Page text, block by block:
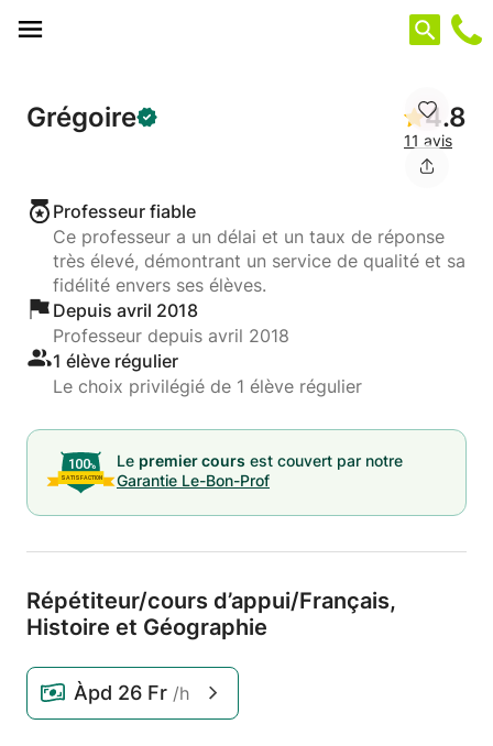
Grégoire 4.8
11 avis
Professeur fiable
Ce professeur a un délai et un taux de réponse
très élevé, démontrant un service de qualité et sa
fidélité envers ses élèves.
Depuis avril 2018
Professeur depuis avril 2018
1 élève régulier
Le choix privilégié de 1 élève régulier
Le premier cours est couvert par notre
Garantie Le-Bon-Prof
Répétiteur/cours d’appui/Français,
Histoire et Géographie
Àpd 26 Fr /h